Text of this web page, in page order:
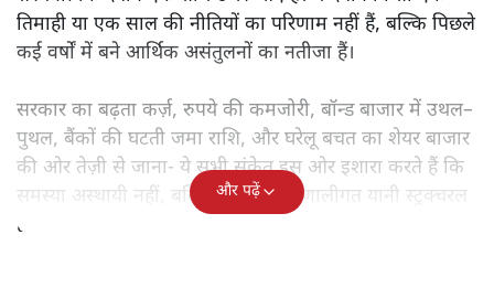
तिमाही या एक साल की नीतियों का परिणाम नहीं हैं, बल्कि पिछले
कई वर्षों में बने आर्थिक असंतुलनों का नतीजा हैं।
सरकार का बढ़ता कर्ज़, रुपये की कमजोरी, बॉन्ड बाजार में उथल–
पुथल, बैंकों की घटती जमा राशि, और घरेलू बचत का शेयर बाजार
की ओर तेज़ी से जाना- ये सभी संकेत इस ओर इशारा करते हैं कि
समस्या अस्थायी नहीं, बल्कि गहरी और प्रणालीगत यानी स्ट्रक्चरल
है।
और पढ़ें